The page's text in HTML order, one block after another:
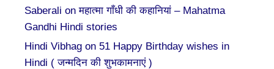
Saberali onमहात्मा गाँधी की कहानियां – Mahatma
Gandhi Hindi stories
Hindi Vibhag on 51 Happy Birthday wishes in
Hindi ( जन्मदिन की शुभकामनाएं )